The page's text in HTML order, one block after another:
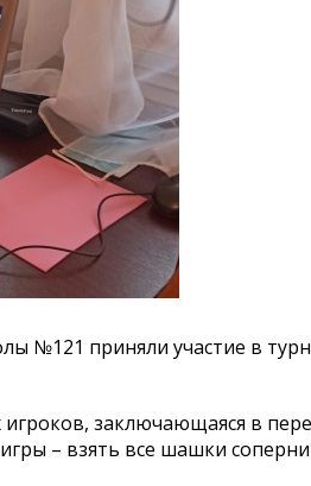
№121 приняли участие в
игроков, заключающаяся в
– взять все шашки